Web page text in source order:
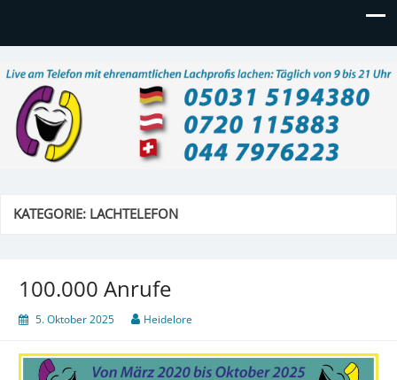
Lachtelefon
Live am Telefon mit ehrenamtlichen Lachprofis lachen:
Täglich 9 – 21 Uhr, auch am Wochenende
KATEGORIE: LACHTELEFON
100.000 Anrufe
5. Oktober 2025 Heidelore